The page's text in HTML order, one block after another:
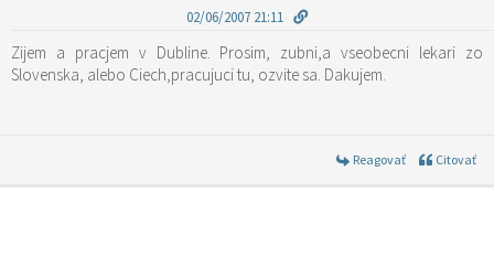
02/06/2007 21:11
Zijem a pracjem v Dubline. Prosim, zubni,a vseobecni lekari zo
Slovenska, alebo Ciech,pracujuci tu, ozvite sa. Dakujem.
Reagovať Citovať